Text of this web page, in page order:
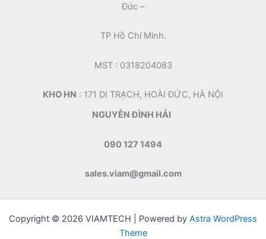
Đức –
TP Hồ Chí Minh.
MST : 0318204083
KHO HN : 171 DI TRẠCH, HOÀI ĐỨC, HÀ NỘI
NGUYỄN ĐÌNH HẢI
090 127 1494
sales.viam@gmail.com
Copyright © 2026 VIAMTECH | Powered by Astra WordPress
Theme